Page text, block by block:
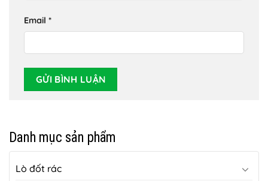
Danh mục sản phẩm
Lò đốt rác
Email *